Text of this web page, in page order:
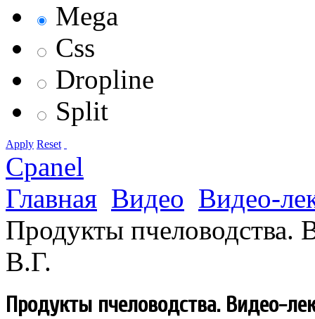
Mega
Css
Dropline
Split
Apply Reset
Cpanel
Главная Видео Видео-
Продукты пчеловодства.
В.Г.
Продукты пчеловодства. Видео-